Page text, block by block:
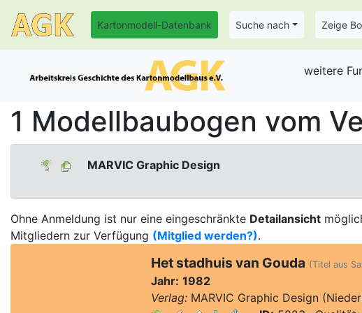
Kartonmodell-Datenbank Suche nach Zeige
weitere
1 Modellbaubogen vom
MARVIC Graphic Design
Ohne Anmeldung ist nur eine eingeschränkte Detailansicht
Mitgliedern zur Verfügung (Mitglied werden?).
Het stadhuis van Gouda (Titel aus
Jahr: 1982
Verlag:MARVIC Graphic Design